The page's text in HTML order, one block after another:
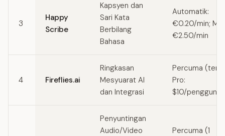
3
Happy
Scribe
Kapsyen dan
Sari Kata
Berbilang
Bahasa
Automatik:
€0.20/min;
€2.50/min
4 Fireflies.ai
Ringkasan
Mesyuarat AI
dan Integrasi
Percuma
Pro:
$10/
Penyuntingan
Audio/Video
Percuma (1